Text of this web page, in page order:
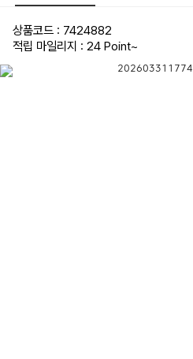
상품코드 : 7424882
적립 마일리지 : 24 Point~